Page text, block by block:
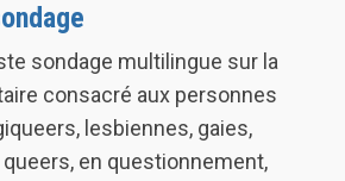
sondage multilingue sur la
consacré aux personnes
lesbiennes, gaies,
en questionnement,